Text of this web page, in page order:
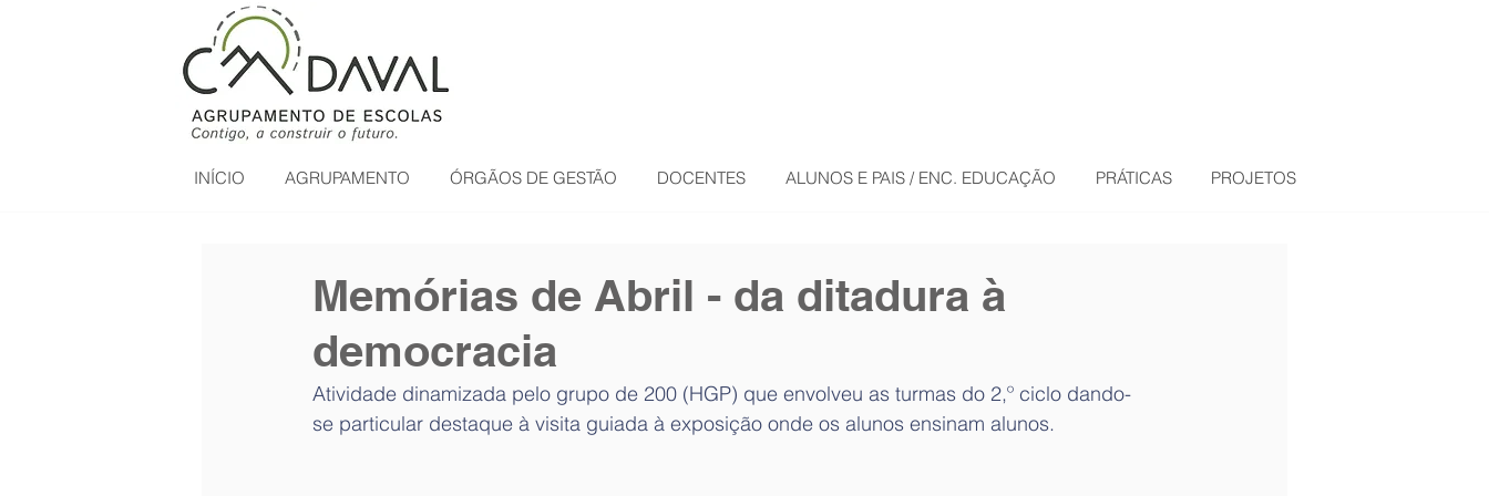
INÍCIO AGRUPAMENTO ÓRGÃOS DE GESTÃO DOCENTES ALUNOS E PAIS / ENC. EDUCAÇÃO PRÁTICAS PROJETOS
Memórias de Abril - da ditadura à
democracia
Atividade dinamizada pelo grupo de 200 (HGP) que envolveu as turmas do 2,º ciclo dando-
se particular destaque à visita guiada à exposição onde os alunos ensinam alunos.